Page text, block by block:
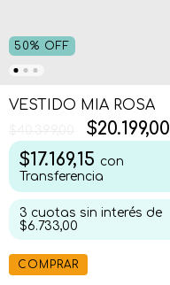
50% OFF
VESTIDO MIA ROSA
$20.199,00
$17.169,15 con
Transferencia
3 cuotas sin interés de
$6.733,00
COMPRAR